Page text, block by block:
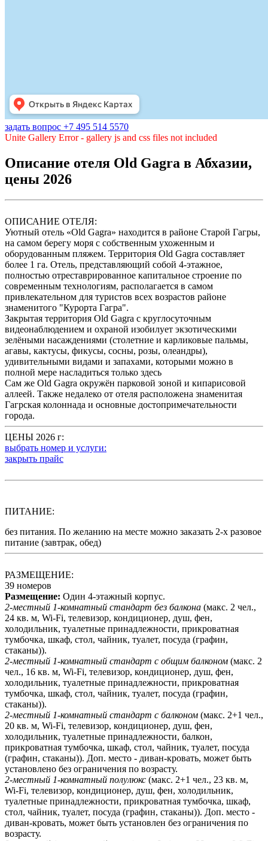
задать вопрос +7 495 514 5570
Unite Gallery Error - gallery js and css files not included
Описание отеля Old Gagra в Абхазии,
цены 2026
ОПИСАНИЕ ОТЕЛЯ:
Уютный отель «Old Gagra» находится в районе Старой Гагры,
на самом берегу моря с собственным ухоженным и
оборудованным пляжем. Территория Old Gagra составляет
более 1 га. Отель, представляющий собой 4-этажное,
полностью отреставрированное капитальное строение по
современным технологиям, располагается в самом
привлекательном для туристов всех возрастов районе
знаменитого "Курорта Гагра".
Закрытая территория Old Gagra с круглосуточным
видеонаблюдением и охраной изобилует экзотическими
зелёными насаждениями (столетние и карликовые пальмы,
агавы, кактусы, фикусы, сосны, розы, олеандры),
удивительными видами и запахами, которыми можно в
полной мере насладиться только здесь
Сам же Old Gagra окружён парковой зоной и кипарисовой
аллеей. Также недалеко от отеля расположена знаменитая
Гагрская колоннада и основные достопримечательности
города.
ЦЕНЫ 2026 г:
выбрать номер и услуги:
закрыть прайс
ПИТАНИЕ:
без питания. По желанию на месте можно заказать 2-х разовое
питание (завтрак, обед)
РАЗМЕЩЕНИЕ:
39 номеров
Размещение: Один 4-этажный корпус.
2-местный 1-комнатный стандарт без балкона (макс. 2 чел.,
24 кв. м, Wi-Fi, телевизор, кондиционер, душ, фен,
холодильник, туалетные принадлежности, прикроватная
тумбочка, шкаф, стол, чайник, туалет, посуда (графин,
стаканы)).
2-местный 1-комнатный стандарт с общим балконом (макс. 2
чел., 16 кв. м, Wi-Fi, телевизор, кондиционер, душ, фен,
холодильник, туалетные принадлежности, прикроватная
тумбочка, шкаф, стол, чайник, туалет, посуда (графин,
стаканы)).
2-местный 1-комнатный стандарт с балконом (макс. 2+1 чел.,
20 кв. м, Wi-Fi, телевизор, кондиционер, душ, фен,
холодильник, туалетные принадлежности, балкон,
прикроватная тумбочка, шкаф, стол, чайник, туалет, посуда
(графин, стаканы)). Доп. место - диван-кровать, может быть
установлено без ограничения по возрасту.
2-местный 1-комнатный полулюкс (макс. 2+1 чел., 23 кв. м,
Wi-Fi, телевизор, кондиционер, душ, фен, холодильник,
туалетные принадлежности, прикроватная тумбочка, шкаф,
стол, чайник, туалет, посуда (графин, стаканы)). Доп. место -
диван-кровать, может быть установлен без ограничения по
возрасту.